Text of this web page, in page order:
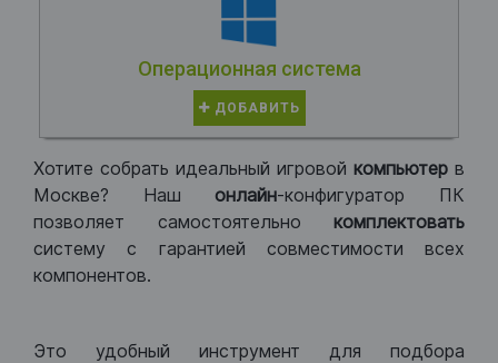
Операционная система
ДОБАВИТЬ
Хотите собрать идеальный игровой компьютер в
Москве? Нашонлайн-конфигуратор ПК
позволяет самостоятельно комплектовать
систему с гарантией совместимости всех
компонентов.
Это удобный инструмент для подбора